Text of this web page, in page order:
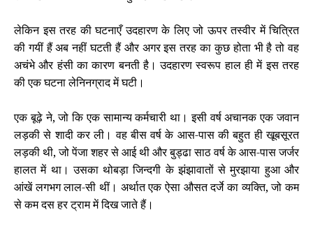
लेकिन इस तरह की घटनाएँ उदहारण के लिए जो ऊपर तस्वीर में चित्रित
की गयीं हैं अब नहीं घटती हैं और अगर इस तरह का कुछ होता भी है तो वह
अचंभे औरहंसी का कारण बनतीहै। उदहारण स्वरूप हाल ही में इस तरह
की एक घटना लेनिनग्राद में घटी।
एक बूढ़े ने, जो कि एक सामान्य कर्मचारी था। इसी वर्ष अचानक एक जवान
लड़की से शादी कर ली। वह बीस वर्ष के आस-पास की बहुत ही खूबसूरत
लड़की थी, जो पेंजा शहर से आई थी और बुड्ढा साठ वर्ष के आस-पास जर्जर
हालत में था। उसका थोबड़ा जिन्दगी के झंझावातों से मुरझाया हुआ और
आंखें लगभग लाल-सी थीं। अर्थात एक ऐसा औसत दर्जे का व्यक्ति, जो कम
से कम दस हर ट्राम में दिख जाते हैं।